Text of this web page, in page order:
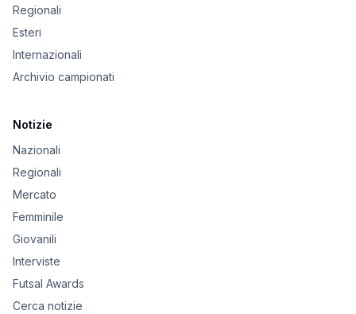
Regionali
Esteri
Internazionali
Archivio campionati
Notizie
Nazionali
Regionali
Mercato
Femminile
Giovanili
Interviste
Futsal Awards
Cerca notizie